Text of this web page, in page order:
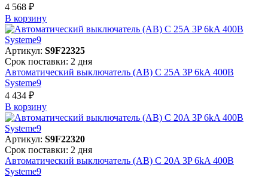
4 568 ₽
В корзинy
Артикул: S9F22325
Срок поставки: 2 дня
Автоматический выключатель (АВ) C 25A 3P 6kA 400В
Systeme9
4 434 ₽
В корзинy
Артикул: S9F22320
Срок поставки: 2 дня
Автоматический выключатель (АВ) C 20A 3P 6kA 400В
Systeme9